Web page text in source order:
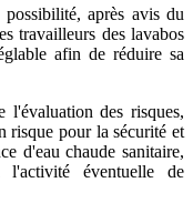
après avis du
travailleurs des lavabos
afin de réduire sa
l'évaluation des risques,
risque pour la sécurité et
d'eau chaude sanitaire,
éventuelle de